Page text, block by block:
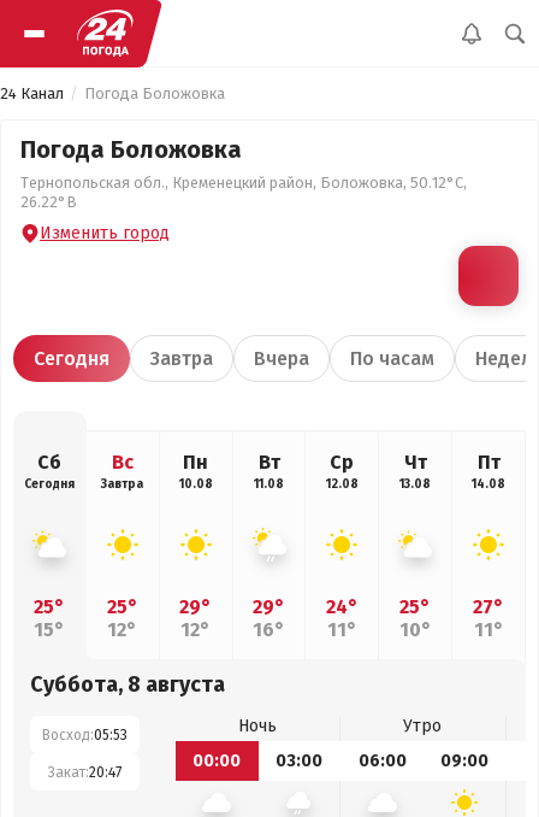
24 Канал Погода Боложовка
Погода Боложовка
Тернопольская обл., Кременецкий район, Боложовка, 50.12°С,
26.22°В
Изменить город
Сегодня Завтра Вчера По часам
Сб
Сегодня
25°
15°
Вс
Завтра
25°
12°
Пн
10.08
29°
12°
Вт
11.08
29°
16°
Ср
12.08
24°
11°
Чт
13.08
25°
10°
Пт
14.08
27°
11°
Суббота, 8 августа
Восход:05:53
Закат:20:47
Ночь
Утро
00:00
03:00 06:00 09:00